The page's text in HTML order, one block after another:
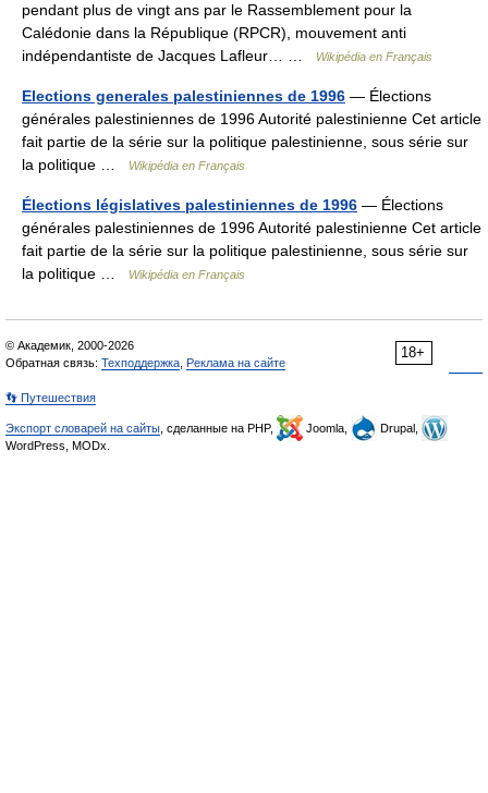
pendant plus de vingt ans par le Rassemblement pour la
Calédonie dans la République (RPCR), mouvement anti
indépendantiste de Jacques Lafleur… …
Wikipédia en Français
Elections generales palestiniennes de 1996 — Élections
générales palestiniennes de 1996 Autorité palestinienne Cet article
fait partie de la série sur la politique palestinienne, sous série sur
la politique …
Wikipédia en Français
Élections législatives palestiniennes de 1996 — Élections
générales palestiniennes de 1996 Autorité palestinienne Cet article
fait partie de la série sur la politique palestinienne, sous série sur
la politique …
Wikipédia en Français
18+
© Академик, 2000-2026
Обратная связь: Техподдержка Реклама на сайте
👣 Путешествия
Экспорт словарей на сайты , сделанные на PHP, Joomla,
Drupal,
WordPress, MODx.